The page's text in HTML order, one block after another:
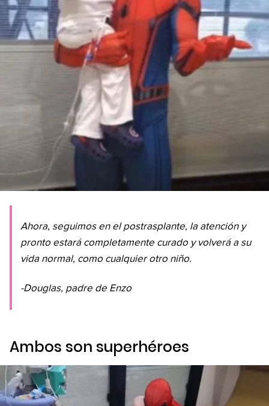
Ahora, seguimos en el postrasplante, la atención y
pronto estará completamente curado y volverá a su
vida normal, como cualquier otro niño.
-Douglas, padre de Enzo
Ambos son superhéroes